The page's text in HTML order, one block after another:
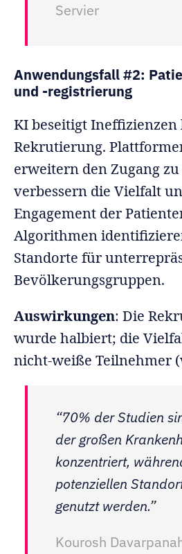
Servier
Anwendungsfall #2:
und -registrierung
KI beseitigt Ineffizienzen
Rekrutierung.
erweitern den Zugang
verbessern die Vielfalt
Engagement der
Algorithmen
Standorte für
Bevölkerungsgruppen.
Auswirkungen: Die
wurde halbiert; die
nicht-weiße Teilnehmer
“70% der Studien
der großen
konzentriert,
potenziellen
genutzt werden.”
Kourosh